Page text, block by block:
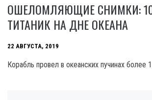
ОШЕЛОМЛЯЮЩИЕ СНИМКИ:
ТИТАНИК НА ДНЕ ОКЕАНА
22 АВГУСТА, 2019
Корабль провел в океанских пучинах более